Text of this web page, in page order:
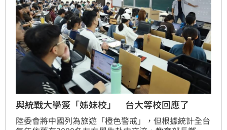
與統戰大學簽「姊妹校」 台大等校回應了
陸委會將中國列為旅遊「橙色警戒」，但根據統計全台